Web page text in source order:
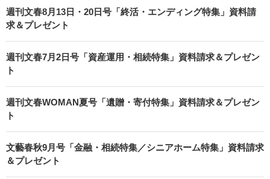
週刊文春8月13日・20日号「終活・エンディング特集」資料請
求＆プレゼント
週刊文春7月2日号「資産運用・相続特集」資料請求＆プレゼン
ト
週刊文春WOMAN夏号「遺贈・寄付特集」資料請求＆プレゼン
ト
文藝春秋9月号「金融・相続特集／シニアホーム特集」資料請求
＆プレゼント